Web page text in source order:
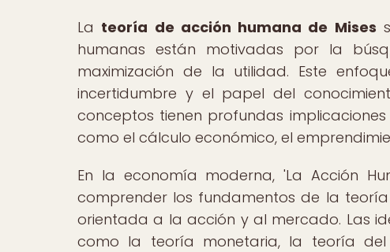
La teoría de acción humana de Mises
humanas están motivadas por la
maximización de la utilidad. Este
incertidumbre y el papel del
conceptos tienen profundas
como el cálculo económico, el
En la economía moderna, 'La Acción
comprender los fundamentos de la
orientada a la acción y al mercado. Las
como la teoría monetaria, la teoría